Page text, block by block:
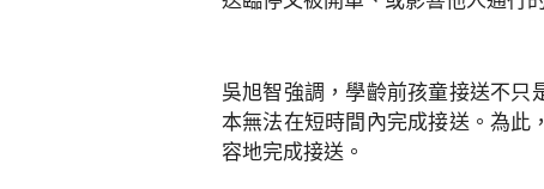
吳旭智強調，學齡前孩童接送不只
本無法在短時間內完成接送。為此
容地完成接送。